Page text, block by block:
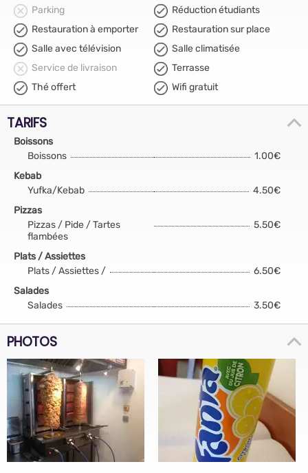
Parking
Réduction étudiants
Restauration à emporter
Restauration sur place
Salle avec télévision
Salle climatisée
Service de livraison
Terrasse
Thé offert
Wifi gratuit
TARIFS
Boissons
Boissons
1.00€
Kebab
Yufka/Kebab
4.50€
Pizzas
Pizzas / Pide / Tartes
flambées
5.50€
Plats / Assiettes
Plats / Assiettes /
6.50€
Salades
Salades
3.50€
PHOTOS